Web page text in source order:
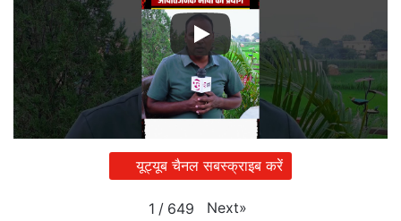
यूट्यूब चैनल सबस्क्राइब करें
1 / 649 Next»